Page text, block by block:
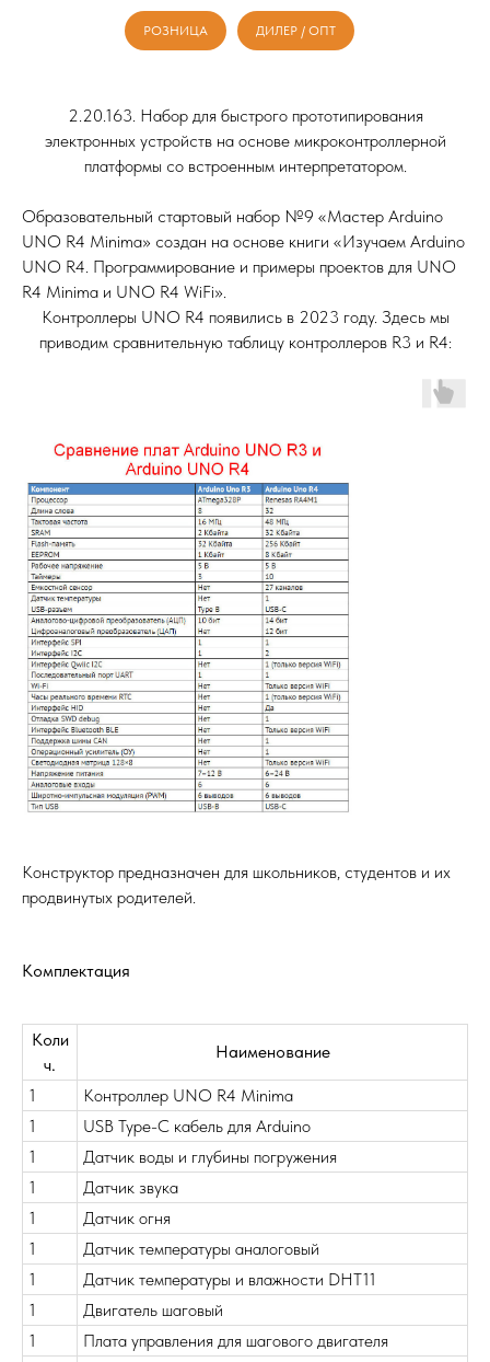
РОЗНИЦА ДИЛЕР / ОПТ
2.20.163. Набор для быстрого прототипирования
электронных устройств на основе микроконтроллерной
платформы со встроенным интерпретатором.
Образовательный стартовый набор №9 «Мастер Arduino
UNO R4 Minima» создан на основе книги «Изучаем Arduino
UNO R4. Программирование и примеры проектов для UNO
R4 Minima и UNO R4 WiFi».
Контроллеры UNO R4 появились в 2023 году. Здесь мы
приводим сравнительную таблицу контроллеров R3 и R4:
Конструктор предназначен для школьников, студентов и их
продвинутых родителей.
Комплектация
Коли
ч.
Наименование
1
Контроллер UNO R4 Minima
1
USB Type-C кабель для Arduino
1
Датчик воды и глубины погружения
1
Датчик звука
1
Датчик огня
1
Датчик температуры аналоговый
1
Датчик температуры и влажности DHT11
1
Двигатель шаговый
1
Плата управления для шагового двигателя